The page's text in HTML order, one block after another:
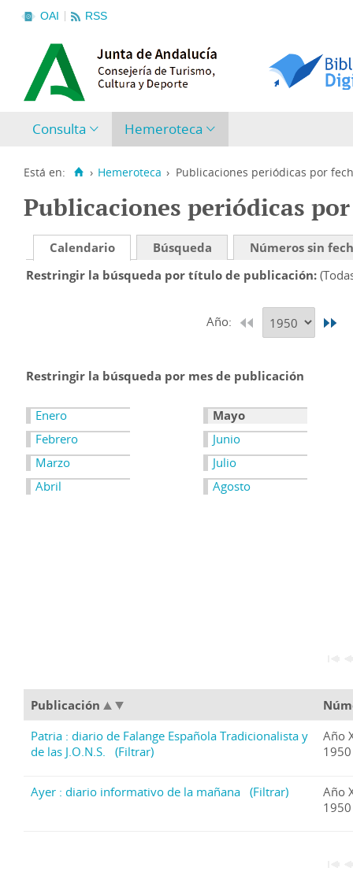
OAI RSS
Consulta Hemeroteca
Está en: › Hemeroteca › Publicaciones periódicas por
Publicaciones periódicas
Calendario Búsqueda
Números sin
Restringir la búsqueda por título de publicación
Año:
Restringir la búsqueda por mes de publicación
Enero
Febrero
Marzo
Abril
Mayo
Junio
Julio
Agosto
Publicación
Patria : diario de Falange Española Tradicionalista y
de las J.O.N.S.
(Filtrar)
Año
Ayer : diario informativo de la mañana (Filtrar)
Año